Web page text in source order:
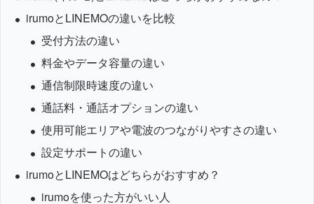
irumoとLINEMOの違いを比較
受付方法の違い
料金やデータ容量の違い
通信制限時速度の違い
通話料・通話オプションの違い
使用可能エリアや電波のつながりやすさの違い
設定サポートの違い
irumoとLINEMOはどちらがおすすめ？
irumoを使った方がいい人